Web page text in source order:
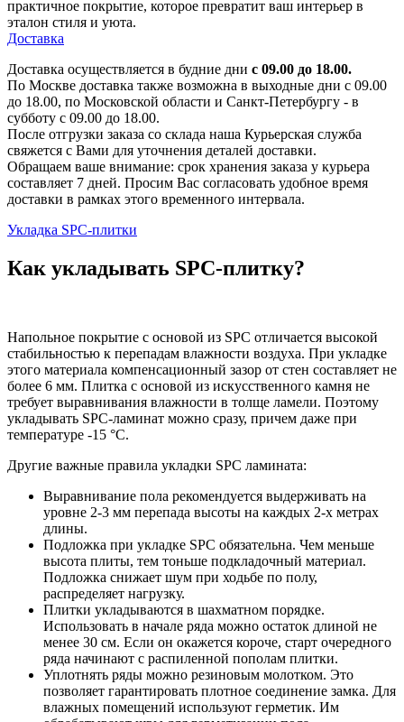
практичное покрытие, которое превратит ваш интерьер в
эталон стиля и уюта.
Доставка
Доставка осуществляется в будние дни с 09.00 до 18.00.
По Москве доставка также возможна в выходные дни с 09.00
до 18.00, по Московской области и Санкт-Петербургу - в
субботу с 09.00 до 18.00.
После отгрузки заказа со склада наша Курьерская служба
свяжется с Вами для уточнения деталей доставки.
Обращаем ваше внимание: срок хранения заказа у курьера
составляет 7 дней. Просим Вас согласовать удобное время
доставки в рамках этого временного интервала.
Укладка SPC-плитки
Как укладывать SPC-плитку?
Напольное покрытие с основой из SPC отличается высокой
стабильностью к перепадам влажности воздуха. При укладке
этого материала компенсационный зазор от стен составляет не
более 6 мм. Плитка с основой из искусственного камня не
требует выравнивания влажности в толще ламели. Поэтому
укладывать SPC-ламинат можно сразу, причем даже при
температуре -15 °C.
Другие важные правила укладки SPC ламината:
Выравнивание пола рекомендуется выдерживать на
уровне 2-3 мм перепада высоты на каждых 2-х метрах
длины.
Подложка при укладке SPC обязательна. Чем меньше
высота плиты, тем тоньше подкладочный материал.
Подложка снижает шум при ходьбе по полу,
распределяет нагрузку.
Плитки укладываются в шахматном порядке.
Использовать в начале ряда можно остаток длиной не
менее 30 см. Если он окажется короче, старт очередного
ряда начинают с распиленной пополам плитки.
Уплотнять ряды можно резиновым молотком. Это
позволяет гарантировать плотное соединение замка. Для
влажных помещений используют герметик. Им